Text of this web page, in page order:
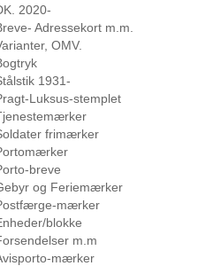
2020-
Adressekort m.m.
OMV.
1931-
Luksus-stemplet
frimærker
breve
og Feriemærker
mærker
blokke
m.m
mærker